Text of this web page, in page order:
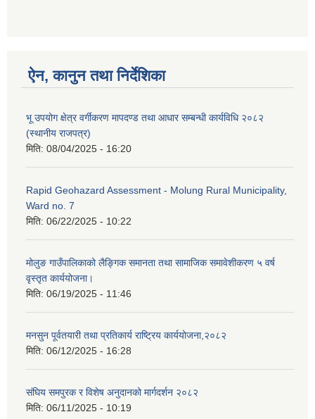
ऐन, कानुन तथा निर्देशिका
भू उपयोग क्षेत्र वर्गीकरण मापदण्ड तथा आधार सम्बन्धी कार्यविधि २०८२
(स्थानीय राजपत्र)
मिति: 08/04/2025 - 16:20
Rapid Geohazard Assessment - Molung Rural Municipality,
Ward no. 7
मिति: 06/22/2025 - 10:22
मोलुङ गाउँपालिकाको लैङ्गिक समानता तथा सामाजिक समावेशीकरण ५ वर्ष
वृस्तृत कार्ययोजना।
मिति: 06/19/2025 - 11:46
मनसुन पूर्वतयारी तथा प्रतिकार्य राष्ट्रिय कार्ययोजना,२०८२
मिति: 06/12/2025 - 16:28
संघिय समपुरक र विशेष अनुदानको मार्गदर्शन २०८२
मिति: 06/11/2025 - 10:19